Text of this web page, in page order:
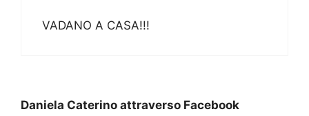
VADANO A CASA!!!
Daniela Caterino attraverso Facebook